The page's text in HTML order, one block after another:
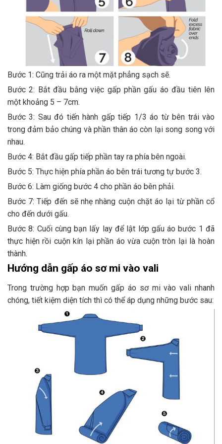
Bước 1: Cũng trải áo ra một mặt phẳng sạch sẽ.
Bước 2: Bắt đầu bằng việc gấp phần gấu áo đầu tiên lên
một khoảng 5 – 7cm.
Bước 3: Sau đó tiến hành gấp tiếp 1/3 áo từ bên trái vào
trong đảm bảo chúng và phần thân áo còn lại song song với
nhau.
Bước 4: Bắt đầu gấp tiếp phần tay ra phía bên ngoài.
Bước 5: Thực hiện phía phần áo bên trái tương tự bước 3.
Bước 6: Làm giống bước 4 cho phần áo bên phải.
Bước 7: Tiếp đến sẽ nhẹ nhàng cuộn chặt áo lại từ phần cổ
cho đến dưới gấu.
Bước 8: Cuối cùng bạn lấy lay để lật lớp gấu áo bước 1 đã
thực hiện rồi cuộn kín lại phần áo vừa cuộn tròn lại là hoàn
thành.
Hướng dẫn gấp áo sơ mi vào vali
Trong trường hợp bạn muốn gấp áo sơ mi vào vali nhanh
chóng, tiết kiệm diện tích thì có thể áp dụng những bước sau: